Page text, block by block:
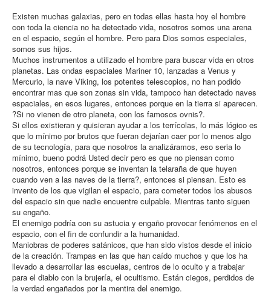
Existen muchas galaxias, pero en todas ellas hasta hoy el hombre
con toda la ciencia no ha detectado vida, nosotros somos una arena
en el espacio, según el hombre. Pero para Dios somos especiales,
somos sus hijos.
Muchos instrumentos a utilizado el hombre para buscar vida en otros
planetas. Las ondas espaciales Mariner 10, lanzadas a Venus y
Mercurio, la nave Viking, los potentes telescopios, no han podido
encontrar mas que son zonas sin vida, tampoco han detectado naves
espaciales, en esos lugares, entonces porque en la tierra si aparecen.
?Si no vienen de otro planeta, con los famosos ovnis?.
Si ellos existieran y quisieran ayudar a los terrícolas, lo más lógico es
que lo mínimo por brutos que fueran dejarían caer por lo menos algo
de su tecnología, para que nosotros la analizáramos, eso seria lo
mínimo, bueno podrá Usted decir pero es que no piensan como
nosotros, entonces porque se inventan la telaraña de que huyen
cuando ven a las naves de la tierra?, entonces si piensan. Esto es
invento de los que vigilan el espacio, para cometer todos los abusos
del espacio sin que nadie encuentre culpable. Mientras tanto siguen
su engaño.
El enemigo podría con su astucia y engaño provocar fenómenos en el
espacio, con el fin de confundir a la humanidad.
Maniobras de poderes satánicos, que han sido vistos desde el inicio
de la creación. Trampas en las que han caído muchos y que los ha
llevado a desarrollar las escuelas, centros de lo oculto y a trabajar
para el diablo con la brujería, el ocultismo. Están ciegos, perdidos de
la verdad engañados por la mentira del enemigo.